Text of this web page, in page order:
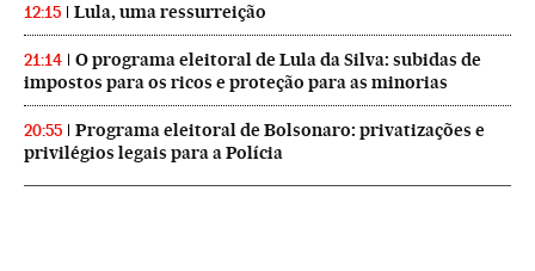
12:15 Lula, uma ressurreição
21:14
O programa eleitoral de Lula da Silva: subidas de
impostos para os ricos e proteção para as minorias
20:55
Programa eleitoral de Bolsonaro: privatizações e
privilégios legais para a Polícia